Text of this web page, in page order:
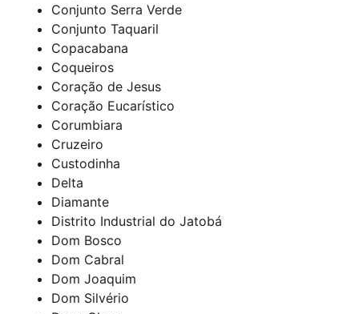
Conjunto Serra Verde
Conjunto Taquaril
Copacabana
Coqueiros
Coração de Jesus
Coração Eucarístico
Corumbiara
Cruzeiro
Custodinha
Delta
Diamante
Distrito Industrial do Jatobá
Dom Bosco
Dom Cabral
Dom Joaquim
Dom Silvério